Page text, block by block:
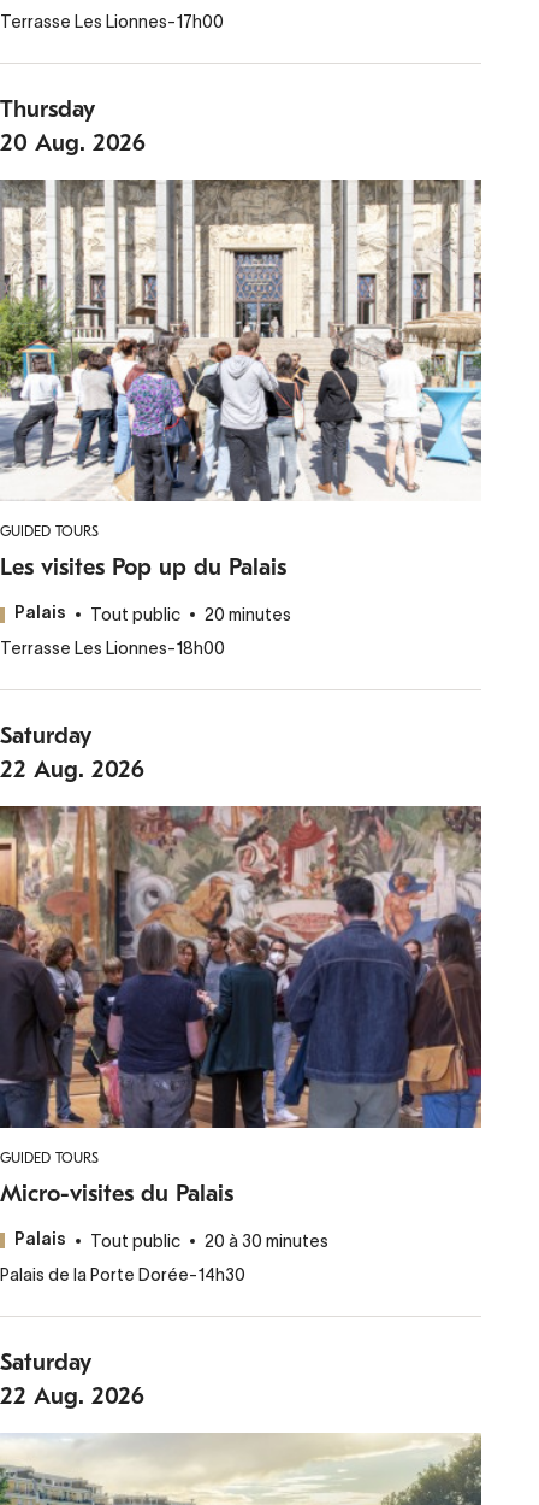
Terrasse Les Lionnes-17h00
Thursday
20 Aug. 2026
GUIDED TOURS
Les visites Pop up du Palais
Palais Tout public
20 minutes
Terrasse Les Lionnes-18h00
Saturday
22 Aug. 2026
GUIDED TOURS
Micro-visites du Palais
Palais Tout public
20 à 30 minutes
Palais de la Porte Dorée-14h30
Saturday
22 Aug. 2026